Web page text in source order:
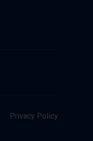
Privacy Policy